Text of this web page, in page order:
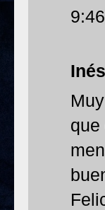
Inés
que